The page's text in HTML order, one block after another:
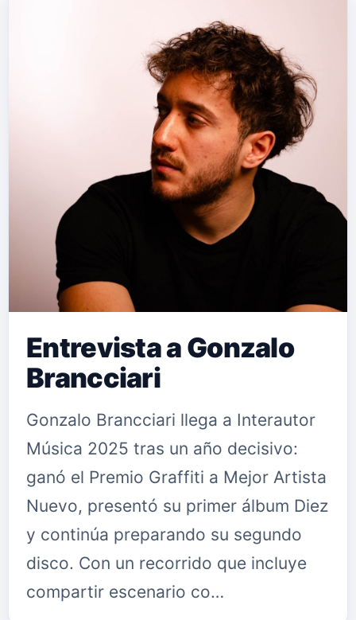
Entrevista a Gonzalo
Brancciari
Gonzalo Brancciari llega a Interautor
Música 2025 tras un año decisivo:
ganó el Premio Graffiti a Mejor Artista
Nuevo, presentó su primer álbum Diez
y continúa preparando su segundo
disco. Con un recorrido que incluye
compartir escenario co…